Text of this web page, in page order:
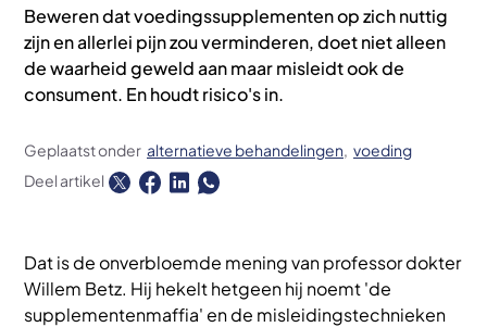
Beweren dat voedingssupplementen op zich nuttig
zijn en allerlei pijn zou verminderen, doet niet alleen
de waarheid geweld aan maar misleidt ook de
consument. En houdt risico's in.
Geplaatst onder alternatieve behandelingen voeding
Deel artikel
Dat is de onverbloemde mening van professor dokter
Willem Betz. Hij hekelt hetgeen hij noemt 'de
supplementenmaffia' en de misleidingstechnieken